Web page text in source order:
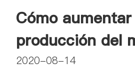
Cómo
producción del
vertical
2020-08-14